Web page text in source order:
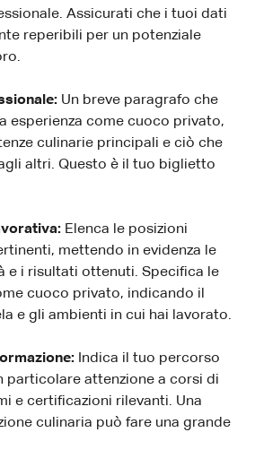
Assicurati che i tuoi dati
reperibili per un potenziale
Un breve paragrafo che
esperienza come cuoco privato,
culinarie principali e ciò che
altri. Questo è il tuo biglietto
Elenca le posizioni
mettendo in evidenza le
e i risultati ottenuti. Specifica le
cuoco privato, indicando il
e gli ambienti in cui hai lavorato.
Indica il tuo percorso
particolare attenzione a corsi di
e certificazioni rilevanti. Una
culinaria può fare una grande